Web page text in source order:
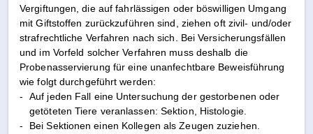
Vergiftungen, die auf fahrlässigen oder böswilligen Umgang
mit Giftstoffen zurückzuführen sind, ziehen oft zivil- und/oder
strafrechtliche Verfahren nach sich. Bei Versicherungsfällen
und im Vorfeld solcher Verfahren muss deshalb die
Probenasservierung für eine unanfechtbare Beweisführung
wie folgt durchgeführt werden:
-
Auf jeden Fall eine Untersuchung der gestorbenen oder
getöteten Tiere veranlassen: Sektion, Histologie.
-
Bei Sektionen einen Kollegen als Zeugen zuziehen.